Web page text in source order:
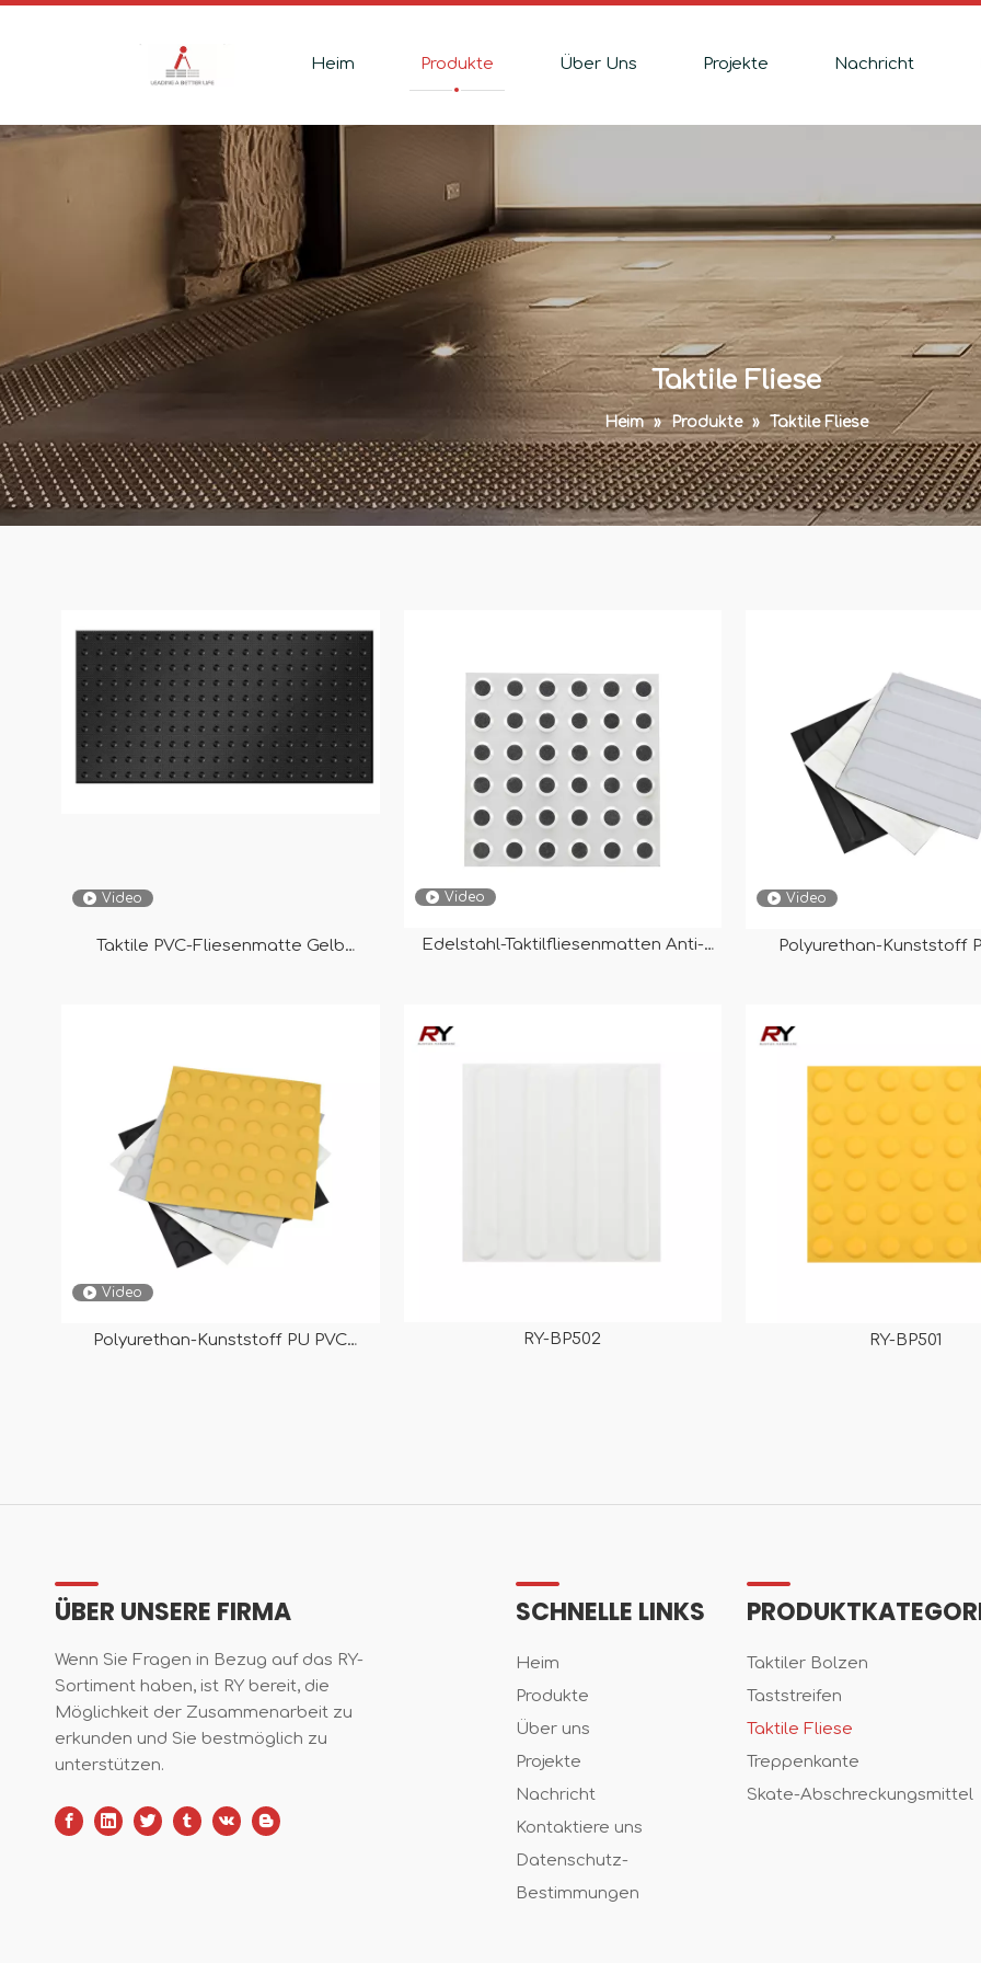
Heim Produkte Über Uns Projekte Nachricht
Taktile Fliese
Heim » Produkte » Taktile Fliese
Video
Taktile PVC-Fliesenmatte Gelb
Video
Edelstahl-Taktilfliesenmatten Anti-
Video
Polyurethan-Kunststoff
Video
Polyurethan-Kunststoff PU PVC
RY-BP502 RY-BP501
ÜBER UNSERE FIRMA
Wenn Sie Fragen in Bezug auf das RY-
Sortiment haben, ist RY bereit, die
Möglichkeit der Zusammenarbeit zu
erkunden und Sie bestmöglich zu
unterstützen.
SCHNELLE LINKS
Heim
Produkte
Über uns
Projekte
Nachricht
Kontaktiere uns
Datenschutz-
Bestimmungen
Taktiler Bolzen
Taststreifen
Taktile Fliese
Treppenkante
Skate-Abschreckungsmittel